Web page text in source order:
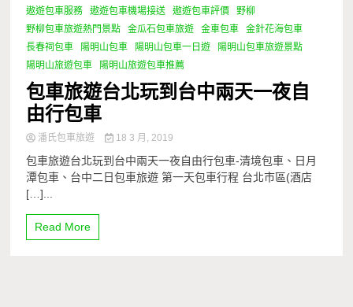
遨遊包車服務
遨遊包車機場接送 遨遊包車評價
野柳
野柳包車旅遊熱門景點
金瓜石包車旅遊 金車包車
金針花海包車
長春祠包車
陽明山包車 陽明山包車一日遊
陽明山包車旅遊景點
陽明山旅遊包車
陽明山旅遊包車推薦
包車旅遊台北玩到台中兩天一夜自
由行包車
潘氏包車旅遊 18 3 月, 2019
包車旅遊台北玩到台中兩天一夜自由行包車-清境包車、日月
潭包車、台中二日包車旅遊 第一天包車行程 台北市區(酒店
[…]...
Read More